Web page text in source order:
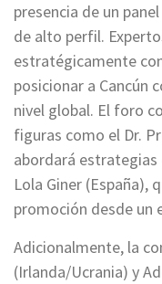
presencia de un
de alto perfil.
estratégicamente
posicionar a Cancún
nivel global. El foro
figuras como el Dr.
abordará
Lola Giner (España),
promoción desde un
Adicionalmente, la
(Irlanda/Ucrania) y